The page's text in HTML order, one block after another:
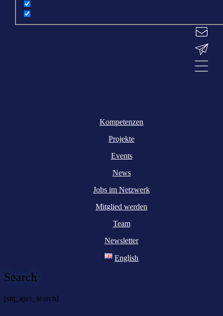
Kompetenzen
Projekte
Events
News
Jobs im Netzwerk
Mitglied werden
Team
Newsletter
English
Search
[siq_ajax_search]